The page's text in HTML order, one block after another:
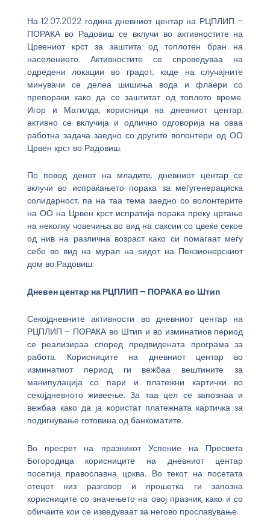
На 12.07.2022 година дневниот центар на РЦПЛИП –
ПОРАКА во Радовиш се вклучи во активностите на
Црвениот крст за заштита од топлотен бран на
населението. Активностите се спроведуваа на
одредени локации во градот, каде на случајните
минувачи се делеа шишиња вода и флаери со
препораки како да се заштитат од топлото време.
Игор и Матилда, корисници на дневниот центар,
активно се вклучија и одлично одговорија на оваа
работна задача заедно со другите волонтери од ОО
Црвен крст во Радовиш.
По повод денот на младите, дневниот центар се
вклучи во испраќањето порака за меѓугенерациска
солидарност, па на таа тема заедно со волонтерите
на ОО на Црвен крст испратија порака преку цртање
на неколку човечиња во вид на саксии со цвеќе секое
од нив на различна возраст како си помагаат меѓу
себе во вид на мурал на ѕидот на Пензионерскиот
дом во Радовиш.
Дневен центар на РЦПЛИП – ПОРАКА во Штип
Секојдневните активности во дневниот центар на
РЦПЛИП – ПОРАКА во Штип и во изминатиов период
се реализираа според предвидената програма за
работа. Корисниците на дневниот центар во
изминатиот период ги вежбаа вештините за
манипулација со пари и платежни картички во
секојдневното живеење. За таа цел се запознаа и
вежбаа како да ја користат платежната картичка за
подигнување готовина од банкоматите.
Во пресрет на празникот Успение на Пресвета
Богородица корисниците на дневниот центар
посетија православна црква. Во текот на посетата
отецот низ разговор и прошетка ги запозна
корисниците со значењето на овој празник, како и со
обичаите кои се изведуваат за негово прославување.